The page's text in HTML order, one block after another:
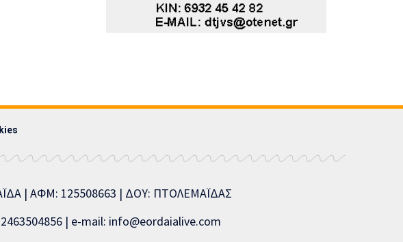
| ΑΦΜ: 125508663 | ΔΟΥ: ΠΤΟΛΕΜΑΪΔΑΣ
| e-mail: info@eordaialive.com